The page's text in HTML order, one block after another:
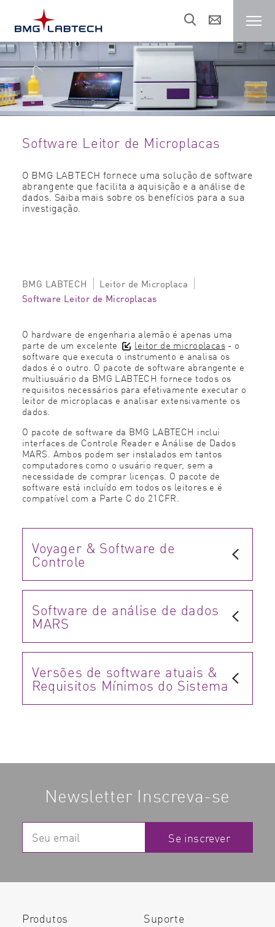
Leitor de Microplaca
Clientes
Áreas de Pesquisa
Recursos
Software Leitor de Microplacas
O BMG LABTECH fornece uma solução de software
abrangente que facilita a aquisição e a análise de
dados. Saiba mais sobre os benefícios para a sua
investigação.
BMG LABTECH
Leitor de Microplaca
Software Leitor de Microplacas
O hardware de engenharia alemão é apenas uma
parte de um excelente leitor de microplacas - o
software que executa o instrumento e analisa os
dados é o outro. O pacote de software abrangente e
multiusuário da BMG LABTECH fornece todos os
requisitos necessários para efetivamente executar o
leitor de microplacas e analisar extensivamente os
dados.
O pacote de software da BMG LABTECH inclui
interfaces de Controle Reader e Análise de Dados
MARS. Ambos podem ser instalados em tantos
computadores como o usuário requer, sem a
necessidade de comprar licenças. O pacote de
software está incluído em todos os leitores e é
compatível com a Parte C do 21CFR.
Voyager & Software de
Controle
Software de análise de dados
MARS
Versões de software atuais &
Requisitos Mínimos do Sistema
Newsletter Inscreva-se
Se inscrever
Produtos Suporte